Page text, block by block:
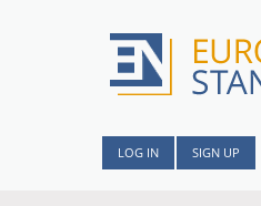
LOG IN SIGN UP